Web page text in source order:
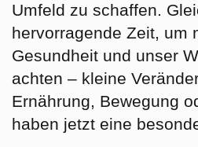
Umfeld zu schaffen.
hervorragende Zeit, um
Gesundheit und unser
achten – kleine
Ernährung, Bewegung
haben jetzt eine